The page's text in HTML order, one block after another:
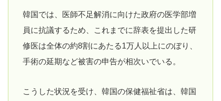
韓国では、医師不足解消に向けた政府の医学部増
員に抗議するため、これまでに辞表を提出した研
修医は全体の約8割にあたる1万人以上にのぼり、
手術の延期など被害の申告が相次いでいる。
こうした状況を受け、韓国の保健福祉省は、韓国